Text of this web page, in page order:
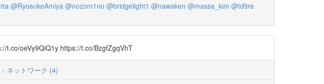
@RyosukeAmiya @nozom1no @bridgelight1 @nawaken @massa_kim @td9re
t.co/oeVy9QiQ1y https://t.co/BzgfZgqVhT
ネットワーク (4)